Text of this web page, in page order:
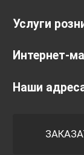
Услуги
Интернет-
Наши